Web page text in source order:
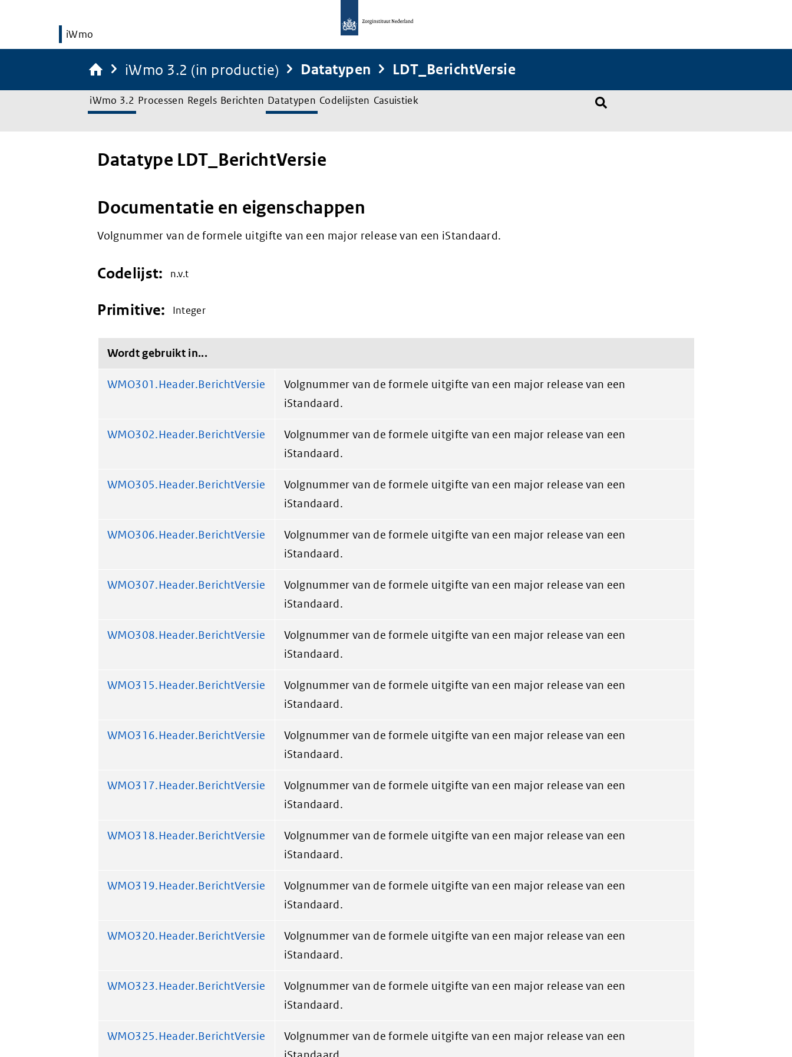
iWmo
iWmo 3.2 (in productie) Datatypen LDT_BerichtVersie
iWmo 3.2 Processen Regels Berichten Datatypen Codelijsten Casuistiek
Datatype LDT_BerichtVersie
Documentatie en eigenschappen
Volgnummer van de formele uitgifte van een major release van een iStandaard.
Codelijst: n.v.t
Primitive: Integer
Wordt gebruikt in...
WMO301.Header.BerichtVersie
Volgnummer van de formele uitgifte van een major release van een
iStandaard.
WMO302.Header.BerichtVersie
Volgnummer van de formele uitgifte van een major release van een
iStandaard.
WMO305.Header.BerichtVersie
Volgnummer van de formele uitgifte van een major release van een
iStandaard.
WMO306.Header.BerichtVersie
Volgnummer van de formele uitgifte van een major release van een
iStandaard.
WMO307.Header.BerichtVersie
Volgnummer van de formele uitgifte van een major release van een
iStandaard.
WMO308.Header.BerichtVersie
Volgnummer van de formele uitgifte van een major release van een
iStandaard.
WMO315.Header.BerichtVersie
Volgnummer van de formele uitgifte van een major release van een
iStandaard.
WMO316.Header.BerichtVersie
Volgnummer van de formele uitgifte van een major release van een
iStandaard.
WMO317.Header.BerichtVersie
Volgnummer van de formele uitgifte van een major release van een
iStandaard.
WMO318.Header.BerichtVersie
Volgnummer van de formele uitgifte van een major release van een
iStandaard.
WMO319.Header.BerichtVersie
Volgnummer van de formele uitgifte van een major release van een
iStandaard.
WMO320.Header.BerichtVersie
Volgnummer van de formele uitgifte van een major release van een
iStandaard.
WMO323.Header.BerichtVersie
Volgnummer van de formele uitgifte van een major release van een
iStandaard.
WMO325.Header.BerichtVersie
Volgnummer van de formele uitgifte van een major release van een